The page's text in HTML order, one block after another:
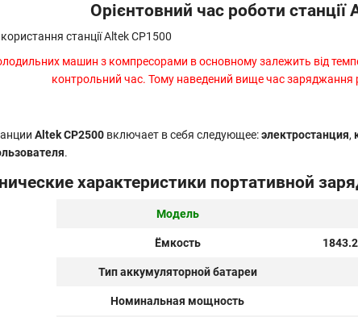
Орієнтовний час роботи станції
машин з компресорами в основному залежить від
контрольний час. Тому наведений вище час заряджання
Altek CP2500 включает в себя следующее:электростанция,
.
характеристики портативной
Модель
Ёмкость
Тип аккумуляторной батареи
Номинальная мощность